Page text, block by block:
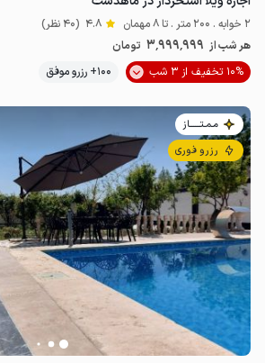
2 خوابه . 200 متر . تا 8 مهمان 4.8 (40 نظر)
هر شب از 3٬999٬999 تومان
10% تخفیف از 3 شب
100+ رزرو موفق
مـمـتــــــاز
رزرو فوری